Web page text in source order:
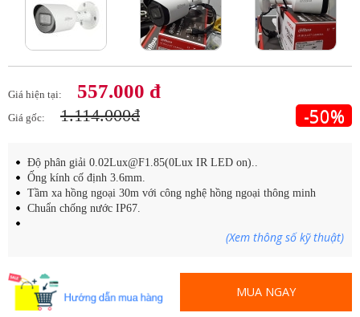
Giá hiện tại: 557.000 đ
Giá gốc: 1.114.000đ -50%
Độ phân giải 0.02Lux@F1.85(0Lux IR LED on)..
Ống kính cố định 3.6mm.
Tầm xa hồng ngoại 30m với công nghệ hồng ngoại thông minh
Chuẩn chống nước IP67.
(Xem thông số kỹ thuật)
MUA NGAY